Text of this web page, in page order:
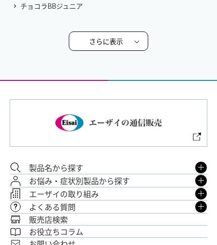
チョコラBBジュニア
さらに表示
製品名から探す
お悩み・症状別製品から探す
エーザイの取り組み
よくある質問
販売店検索
お役立ちコラム